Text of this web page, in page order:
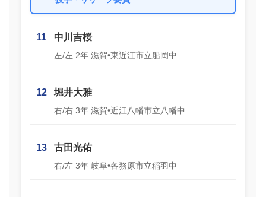
11 中川吉桜
左/左 2年 滋賀•東近江市立船岡中
12 堀井大雅
右/右 3年 滋賀•近江八幡市立八幡中
13 古田光佑
右/左 3年 岐阜•各務原市立稲羽中